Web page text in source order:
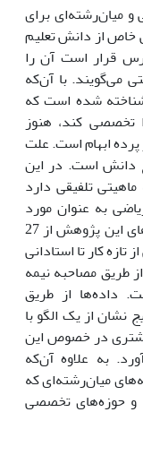
میان‌‌رشته‌‌ای برای
از دانش تعلیم
قرار است آن را
می‌‌گویند. با آن‌‌که
شده است که
تخصصی کند، هنوز
ابهام است. علت
دانش است. در این
تلفیقی دارد
به عنوان مورد
مطالعاتی تدریس انتخاب شده است. داده‌‌های این پژوهش از 27
کار تا استادانی
از طریق مصاحبه نیمه
داده‌‌ها از طریق
نشان از یک الگو با
در خصوص این
به علاوه آن‌‌که
میان‌رشته‌‌ای که
و حوزه‌‌های تخصصی